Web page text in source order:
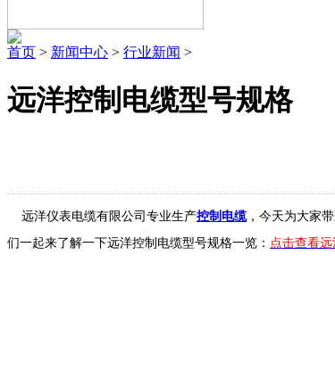
首页 > 新闻中心 > 行业新闻 >
远洋控制电缆型号规格
远洋仪表电缆有限公司专业生产控制电缆，今天为大家
们一起来了解一下远洋控制电缆型号规格一览： 点击查看